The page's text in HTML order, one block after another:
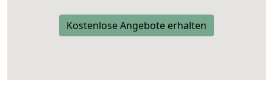
Kostenlose Angebote erhalten